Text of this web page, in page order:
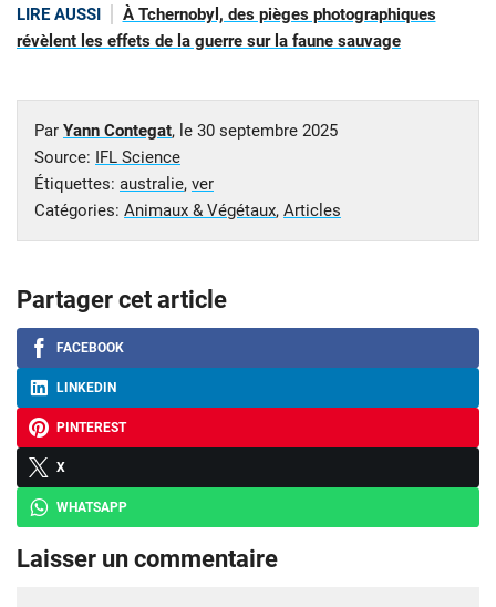
LIRE AUSSI
À Tchernobyl, des pièges photographiques
révèlent les effets de la guerre sur la faune sauvage
Par Yann Contegat, le 30 septembre 2025
Source: IFL Science
Étiquettes: australie, ver
Catégories: Animaux & Végétaux, Articles
Partager cet article
FACEBOOK
LINKEDIN
PINTEREST
X
WHATSAPP
Laisser un commentaire